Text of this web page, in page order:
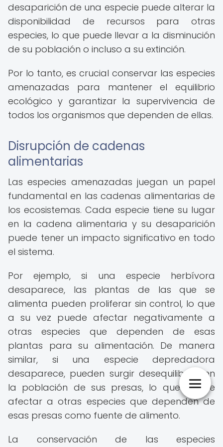
desaparición de una especie puede alterar la
disponibilidad de recursos para otras
especies, lo que puede llevar a la disminución
de su población o incluso a su extinción.
Por lo tanto, es crucial conservar las especies
amenazadas para mantener el equilibrio
ecológico y garantizar la supervivencia de
todos los organismos que dependen de ellas.
Disrupción de cadenas
alimentarias
Las especies amenazadas juegan un papel
fundamental en las cadenas alimentarias de
los ecosistemas. Cada especie tiene su lugar
en la cadena alimentaria y su desaparición
puede tener un impacto significativo en todo
el sistema.
Por ejemplo, si una especie herbívora
desaparece, las plantas de las que se
alimenta pueden proliferar sin control, lo que
a su vez puede afectar negativamente a
otras especies que dependen de esas
plantas para su alimentación. De manera
similar, si una especie depredadora
desaparece, pueden surgir desequilibrios en
la población de sus presas, lo que puede
afectar a otras especies que dependen de
esas presas como fuente de alimento.
La conservación de las especies